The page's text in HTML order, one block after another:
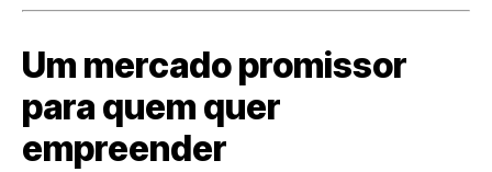
Um mercado promissor
para quem quer
empreender